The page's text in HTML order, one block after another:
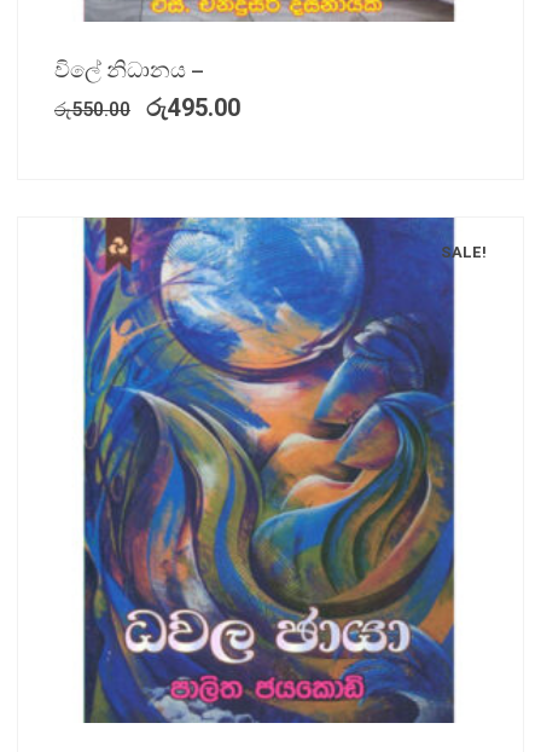
විලේ නිධානය –
රු550.00 රු495.00
SALE!